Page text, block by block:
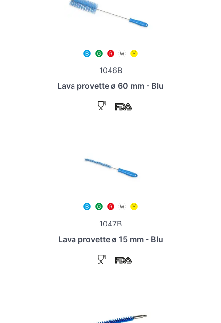
1046B
Lava provette ø 60 mm - Blu
1047B
Lava provette ø 15 mm - Blu